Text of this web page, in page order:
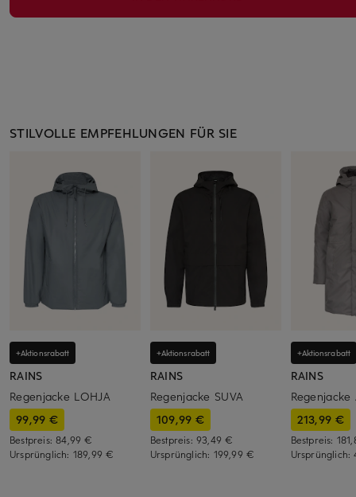
STILVOLLE EMPFEHLUNGEN FÜR SIE
+Aktionsrabatt
RAINS
Regenjacke LOHJA
99,99 €
Bestpreis:84,99 €
Ursprünglich: 189,99 €
+Aktionsrabatt
RAINS
Regenjacke SUVA
109,99 €
Bestpreis: 93,49 €
Ursprünglich: 199,99 €
+Aktionsrabatt
RAINS
Regenjacke
213,99 €
Bestpreis:
Ursprünglich: